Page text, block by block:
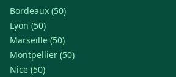
Bordeaux (50)
Lyon (50)
Marseille (50)
Montpellier (50)
Nice (50)